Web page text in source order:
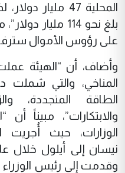
المحلية 47
بلغ نحو 114
على رؤوس الأموال
وأضاف، أن “الهيئة
المناخي، والتي
الطاقة المتجددة،
والابتكارات”، مبيناً
الوزارات، حيث